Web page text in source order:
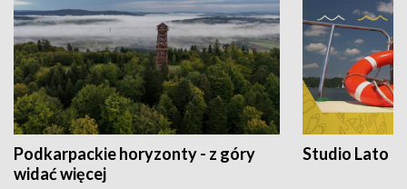
Podkarpackie horyzonty - z góry
widać więcej
Studio Lato